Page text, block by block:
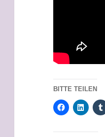
BITTE TEILEN